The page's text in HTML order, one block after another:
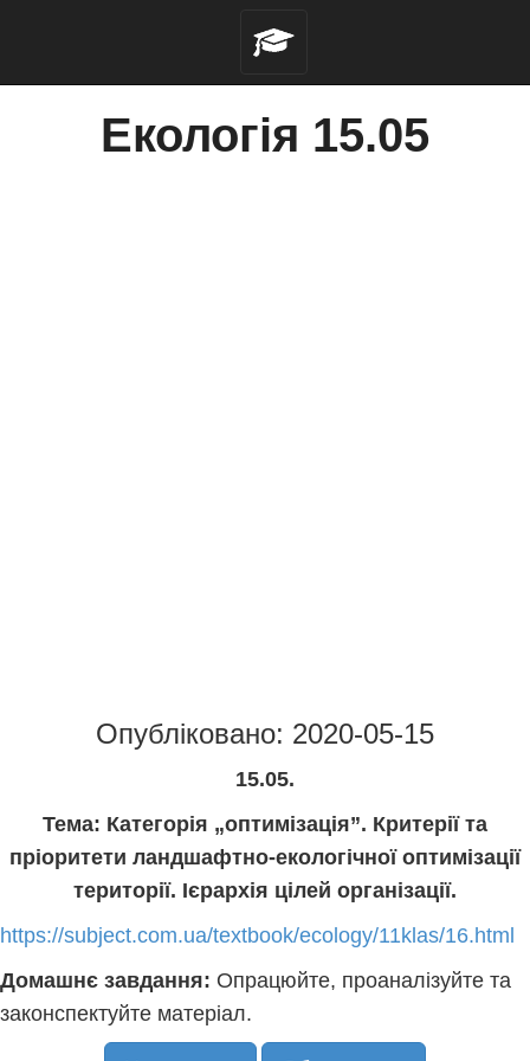
Екологія 15.05
Опубліковано: 2020-05-15
15.05.
Тема: Категорія „оптимізація”. Критерії та
пріоритети ландшафтно-екологічної оптимізації
території. Ієрархія цілей організації.
https://subject.com.ua/textbook/ecology/11klas/16.html
Домашнє завдання: Опрацюйте, проаналізуйте та
законспектуйте матеріал.